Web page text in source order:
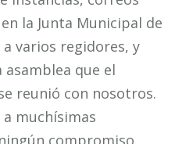
la Junta Municipal de
varios regidores, y
que el
reunió con nosotros.
muchísimas
compromiso.